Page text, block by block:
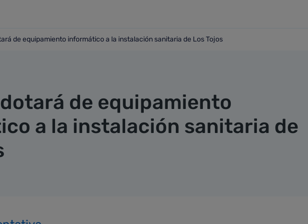
de equipamiento informático a la instalación sanitaria de Los Tojos
de equipamiento informático a la instalación sanitaria de Los Tojos
de equipamiento
a la instalación sanitaria de